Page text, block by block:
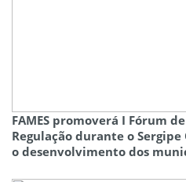
FAMES promoverá I Fórum
Regulação durante o
o desenvolvimento dos